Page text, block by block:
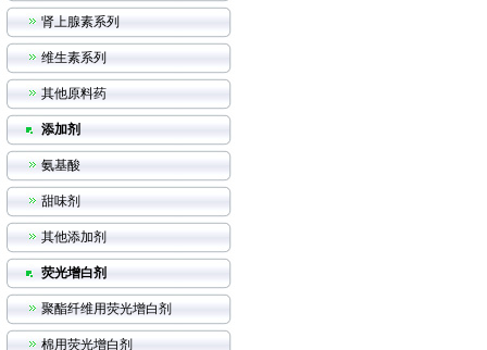
肾上腺素系列
维生素系列
其他原料药
添加剂
氨基酸
甜味剂
其他添加剂
荧光增白剂
聚酯纤维用荧光增白剂
棉用荧光增白剂